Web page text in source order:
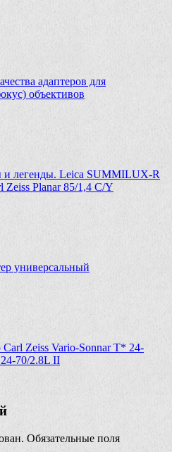
адаптеров для
объективов
легенды. Leica SUMMILUX-R
Zeiss Planar 85/1,4 C/Y
универсальный
Zeiss Vario-Sonnar T* 24-
70/2.8L II
Обязательные поля